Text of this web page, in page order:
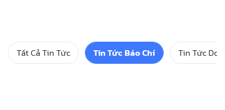
Tất Cả Tin Tức Tin Tức Báo Chí Tin Tức